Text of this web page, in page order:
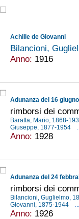
Achille de Giovanni
Bilancioni,
Anno: 1916
Adunanza del 16
rimborsi dei
Baratta, Mario, 1868-
Giuseppe, 1877-1954
Anno: 1928
Adunanza del 24
rimborsi dei
Bilancioni, Guglielmo,
Giovanni, 1875-1944
...
Anno: 1926